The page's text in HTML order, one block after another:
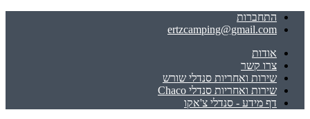
התחברות
ertzcamping@gmail.com
אודות
צרו קשר
שירות ואחריות סנדלי שורש
שירות ואחריות סנדלי Chaco
דף מידע - סנדלי צ'אקו